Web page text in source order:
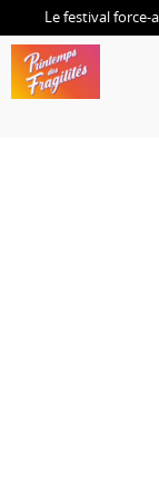
Le festival